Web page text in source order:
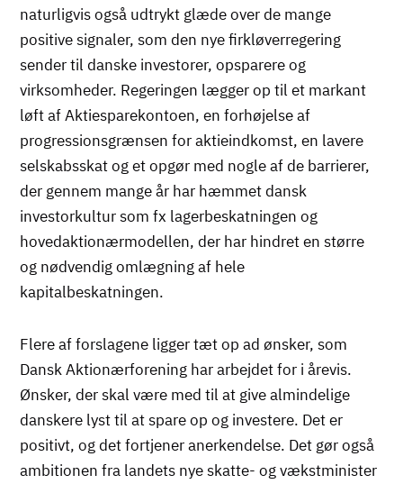
naturligvis også udtrykt glæde over de mange
positive signaler, som den nye firkløverregering
sender til danske investorer, opsparere og
virksomheder. Regeringen lægger op til et markant
løft af Aktiesparekontoen, en forhøjelse af
progressionsgrænsen for aktieindkomst, en lavere
selskabsskat og et opgør med nogle af de barrierer,
der gennem mange år har hæmmet dansk
investorkultur som fx lagerbeskatningen og
hovedaktionærmodellen, der har hindret en større
og nødvendig omlægning af hele
kapitalbeskatningen.
Flere af forslagene ligger tæt op ad ønsker, som
Dansk Aktionærforening har arbejdet for i årevis.
Ønsker, der skal være med til at give almindelige
danskere lyst til at spare op og investere. Det er
positivt, og det fortjener anerkendelse. Det gør også
ambitionen fra landets nye skatte- og vækstminister